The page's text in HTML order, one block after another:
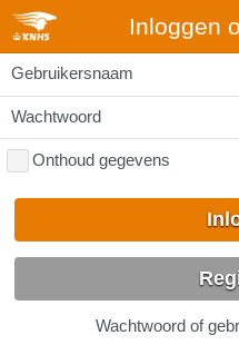
Inloggen
Gebruikersnaam
Wachtwoord
Onthoud gegevens
Wachtwoord of